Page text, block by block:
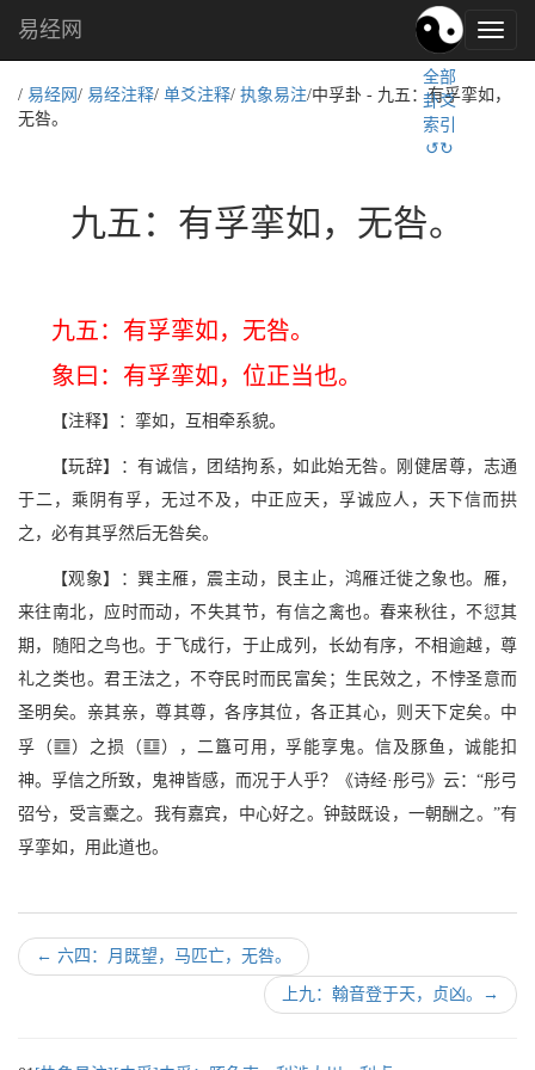
易
经
化,
易经网
全部
卦爻
索引
↺↻
/ 易经网 / 易经注释/ 单爻注释/ 执象易注/中孚卦 - 九五：有孚挛如，
无咎。
九五：有孚挛如，无咎。
九五：有孚挛如，无咎。
象曰：有孚挛如，位正当也。
【注释】：挛如，互相牵系貌。
【玩辞】：有诚信，团结拘系，如此始无咎。刚健居尊，志通
于二，乘阴有孚，无过不及，中正应天，孚诚应人，天下信而拱
之，必有其孚然后无咎矣。
【观象】：巽主雁，震主动，艮主止，鸿雁迁徙之象也。雁，
来往南北，应时而动，不失其节，有信之禽也。春来秋往，不愆其
期，随阳之鸟也。于飞成行，于止成列，长幼有序，不相逾越，尊
礼之类也。君王法之，不夺民时而民富矣；生民效之，不悖圣意而
圣明矣。亲其亲，尊其尊，各序其位，各正其心，则天下定矣。中
孚（M）之损（A），二簋可用，孚能享鬼。信及豚鱼，诚能扣
神。孚信之所致，鬼神皆感，而况于人乎？《诗经·彤弓》云：“彤弓
弨兮，受言櫜之。我有嘉宾，中心好之。钟鼓既设，一朝酬之。”有
孚挛如，用此道也。
← 六四：月既望，马匹亡，无咎。
上九：翰音登于天，贞凶。 →